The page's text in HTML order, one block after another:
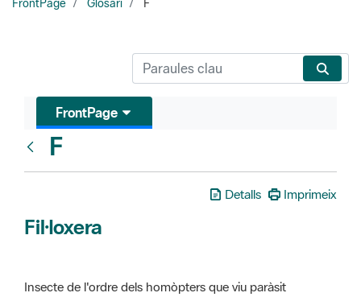
FrontPage Glosari F
FrontPage
F
Detalls Imprimeix
Fil·loxera
Insecte de l'ordre dels homòpters que viu paràsit